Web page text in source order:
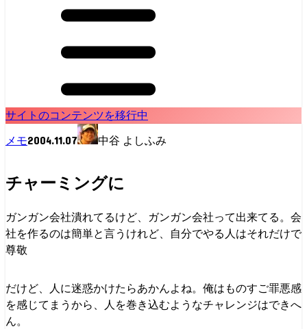
サイトのコンテンツを移行中
メモ2004.11.07 中谷 よしふみ
チャーミングに
ガンガン会社潰れてるけど、ガンガン会社って出来てる。会
社を作るのは簡単と言うけれど、自分でやる人はそれだけで
尊敬
だけど、人に迷惑かけたらあかんよね。俺はものすご罪悪感
を感じてまうから、人を巻き込むようなチャレンジはできへ
ん。